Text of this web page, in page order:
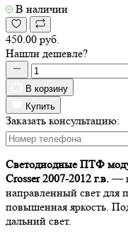
В наличии
450.00 руб.
Нашли дешевле?
В корзину
Купить
Заказать консультацию:
Светодиодные ПТФ
Crosser 2007-2012 г.в.—
направленный свет для
повышенная яркость.
дальний свет.